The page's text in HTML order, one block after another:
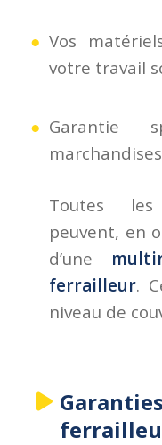
Vos
votre travail
Garantie
Toutes
peuvent, en
d’une
ferrailleur.
niveau de